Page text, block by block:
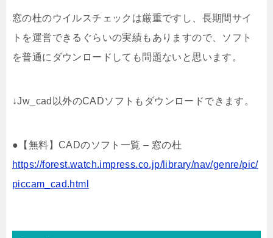
窓の杜のウイルスチェックは厳重ですし、長期間サイ
トを運営できるぐらいの実績もありますので、ソフト
を普通にダウンロードしても問題ないと思います。
↓Jw_cad以外のCADソフトもダウンロードできます。
●【無料】CADのソフト一覧 – 窓の杜
https://forest.watch.impress.co.jp/library/nav/genre/pic/
piccam_cad.html